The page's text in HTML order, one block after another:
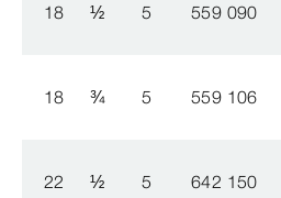
18 ½ 5 559 090
18 ¾ 5 559 106
22 ½ 5 642 150